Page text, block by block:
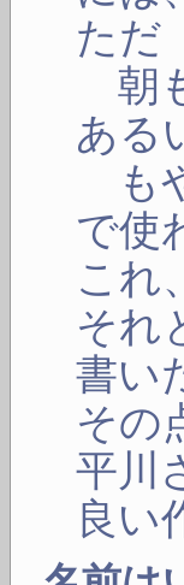
ただ
朝
ある
も
で使
これ
それ
書い
その
平川
良い